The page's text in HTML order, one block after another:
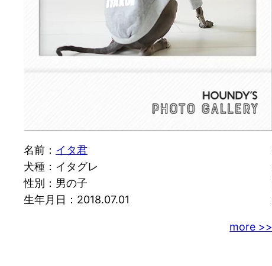
名前： イタ君
犬種：イタグレ
性別：男の子
生年月日：2018.07.01
more >>